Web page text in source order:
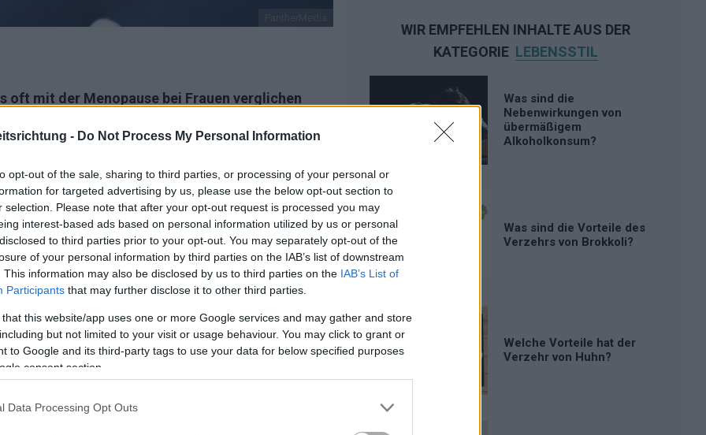
- Do Not Process My Personal Information
opt-out of the sale, sharing to third parties, or processing of your personal or
for targeted advertising by us, please use the below opt-out section to
selection. Please note that after your opt-out request is processed you may
interest-based ads based on personal information utilized by us or personal
to third parties prior to your opt-out. You may separately opt-out of the
of your personal information by third parties on the IAB’s list of downstream
This information may also be disclosed by us to third parties on the IAB’s List of
Participants that may further disclose it to other third parties.
that this website/app uses one or more Google services and may gather and store
but not limited to your visit or usage behaviour. You may click to grant or
to Google and its third-party tags to use your data for below specified purposes
consent section.
Data Processing Opt Outs
oft mit der Menopause bei Frauen verglichen
Artikel werden wir über die Andropause,
sprechen.
WIR EMPFEHLEN INHALTE AUS DER
KATEGORIE LEBENSSTIL
Was sind die
Nebenwirkungen von
übermäßigem
Alkoholkonsum?
Was sind die Vorteile des
Verzehrs von Brokkoli?
Welche Vorteile hat der
Verzehr von Huhn?